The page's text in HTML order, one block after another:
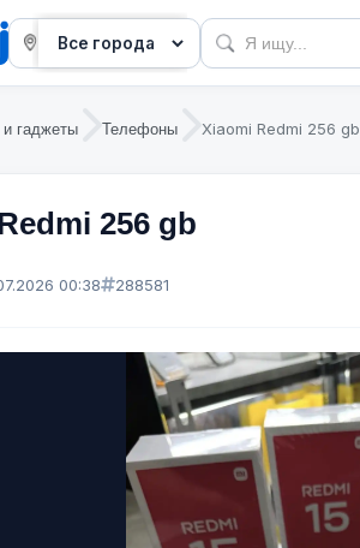
гаджеты Телефоны Xiaomi Redmi 256 gb
256 gb
00:38 288581